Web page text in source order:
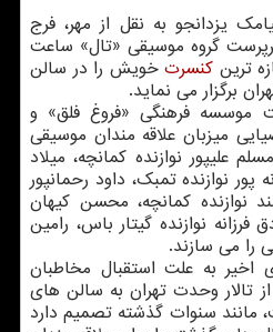
یزدانجو به نقل از مهر، فرج
سرپرست گروه موسیقی «تال» ساعت
كنسرت خویش را در سالن
برگزار می نماید.
موسسه فرهنگی «فروغ فلق» و
میزبان علاقه مندان موسیقی
علیپور نوازنده كمانچه، میلاد
پور نوازنده تمبك، داود رحمانپور
نوازنده كمانچه، محسن كیهان
فرزانه نوازنده گیتار باس، رامین
را می سازند.
اخیر به علت استقبال مخاطبان
تالار وحدت تهران به سالن های
مانند سنوات گذشته تصمیم دارد